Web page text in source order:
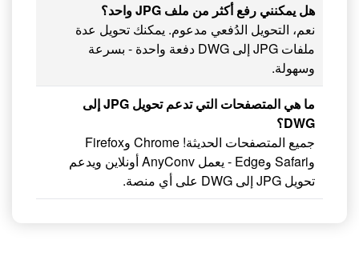
هل يمكنني رفع أكثر من ملف JPG واحد؟
نعم، التحويل الدُفعي مدعوم. يمكنك تحويل عدة
ملفات JPG إلى DWG دفعة واحدة - بسرعة
وسهولة.
ما هي المتصفحات التي تدعم تحويل JPG إلى
DWG؟
جميع المتصفحات الحديثة! Chrome وFirefox
وSafari وEdge - يعمل AnyConv أونلاين ويدعم
تحويل JPG إلى DWG على أي منصة.